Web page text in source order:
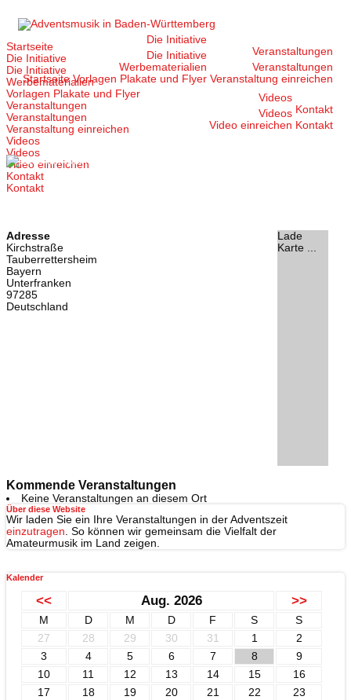
Inhalt
Startseite
Die Initiative
Die Initiative
Werbematerialien
Vorlagen Plakate und Flyer
Veranstaltungen
Veranstaltungen
Veranstaltung einreichen
Videos
Videos
Video einreichen
Kontakt
Kontakt
Startseite
Die Initiative
Die Initiative
Werbematerialien
Vorlagen Plakate und Flyer
Veranstaltungen
Veranstaltungen
Veranstaltung einreichen
Videos
Videos
Video einreichen
Kontakt
Kontakt
Lade
Karte ...
Adresse
Kirchstraße
Tauberrettersheim
Bayern
Unterfranken
97285
Deutschland
Kommende Veranstaltungen
Keine Veranstaltungen an diesem Ort
Über diese Website
Wir laden Sie ein Ihre Veranstaltungen in der Adventszeit
einzutragen. So können wir gemeinsam die Vielfalt der
Amateurmusik im Land zeigen.
Kalender
<< Aug. 2026 >>
M D M D F S
S
27
28 29 30 31 1
2
3
4 5 6 7 8
9
10
11 12 13 14 15
16
17
18 19 20 21 22
23